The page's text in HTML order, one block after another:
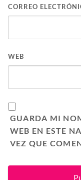
CORREO
WEB
GUARDA MI
WEB EN ESTE
VEZ QUE